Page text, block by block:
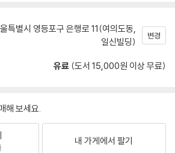
특별시 영등포구 은행로 11(여의도동,
일신빌딩)
변경
유료 (도서 15,000원 이상 무료)
해 보세요.
내 가게에서 팔기